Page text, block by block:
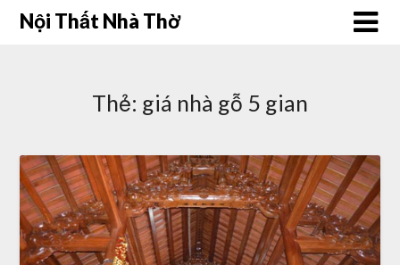
SkipNội Thất Nhà Thờ
Thẻ: giá nhà gỗ 5 gian